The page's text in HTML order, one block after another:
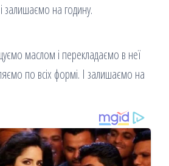
залишаємо на годину.
маслом і перекладаємо в неї
по всіх формі. І залишаємо на